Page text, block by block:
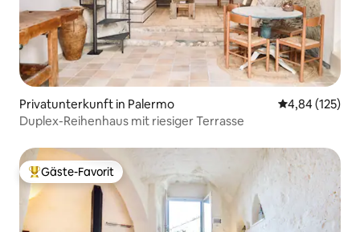
Privatunterkunft in Palermo
4,84 (125)
Duplex-Reihenhaus mit riesiger Terrasse
Beliebter Gäste-Favorit.
Gäste-Favorit